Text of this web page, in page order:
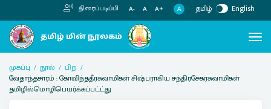
திரைப்படிப்பி A- A A+ A தமிழ் English
முகப்பு நூல்
பிற
வேதாந்தசாரம் : கோவிந்ததீரசுவாமிகள் சிஷ்பராகிய சந்திரசேகரசுவாமிகள்
தமிழில்மொழிபெயர்க்கப்பட்ட்து